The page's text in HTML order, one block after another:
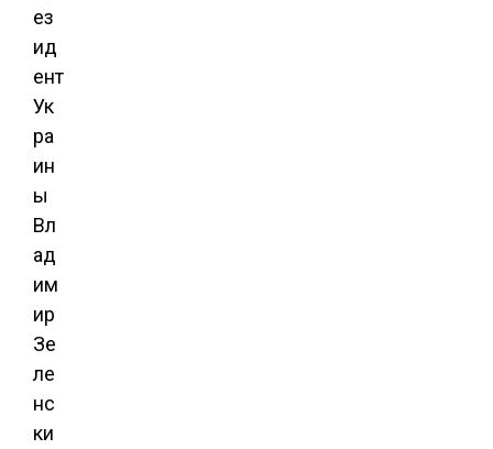
ез
ид
ент
Ук
ра
ин
ы
Вл
ад
им
ир
Зе
ле
нс
ки